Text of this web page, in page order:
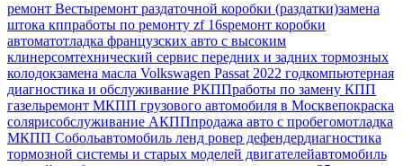
ремонт Вестыремонт раздаточной коробки (раздатки)замена
штока кппработы по ремонту zf 16sремонт коробки
автоматотладка французских авто с высоким
клинерсомтехнический сервис передних и задних тормозных
колодокзамена масла Volkswagen Passat 2022 годкомпьютерная
диагностика и обслуживание РКППработы по замену КПП
газельремонт МКПП грузового автомобиля в Москвепокраска
солярисобслуживание АКППпродажа авто с пробегомотладка
МКПП Собольавтомобиль ленд ровер дефендердиагностика
тормозной системы и старых моделей двигателейавтомобиль